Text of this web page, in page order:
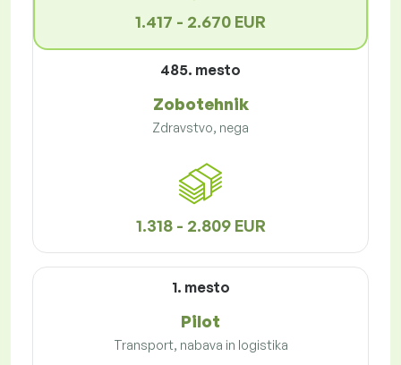
1.417 - 2.670 EUR
485. mesto
Zobotehnik
Zdravstvo, nega
1.318 - 2.809 EUR
1. mesto
Pilot
Transport, nabava in logistika